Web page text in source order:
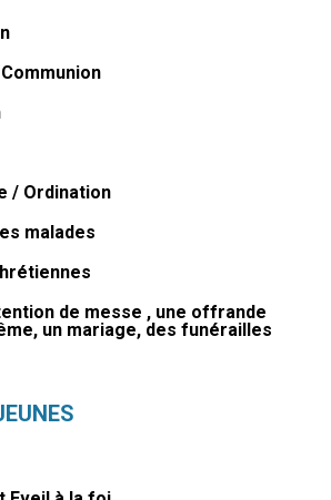
/ Ordination
malades
de messe , une offrande
un mariage, des funérailles